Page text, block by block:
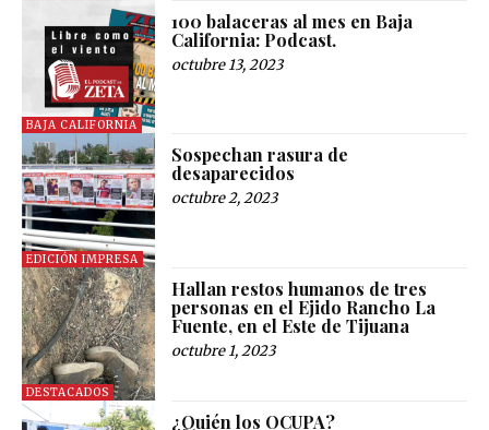
BAJA CALIFORNIA
100 balaceras al mes en Baja
California: Podcast.
octubre 13, 2023
EDICIÓN IMPRESA
Sospechan rasura de
desaparecidos
octubre 2, 2023
DESTACADOS
Hallan restos humanos de tres
personas en el Ejido Rancho La
Fuente, en el Este de Tijuana
octubre 1, 2023
¿Quién los OCUPA?